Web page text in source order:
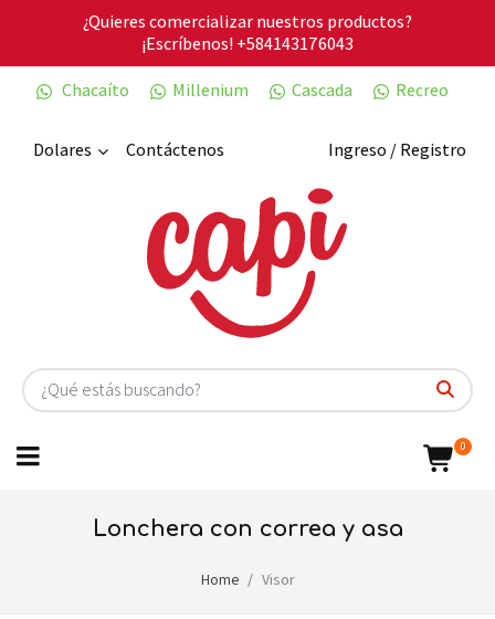
¿Quieres comercializar nuestros productos?
¡Escríbenos!+584143176043
Chacaíto
Millenium Cascada Recreo
Dolares Ingreso / Registro
Contáctenos
0
lonchera con correa y asa
Home Visor